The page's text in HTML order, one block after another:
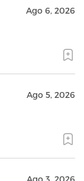
Ago 6, 2026
Ago 5, 2026
Ago 3, 2026